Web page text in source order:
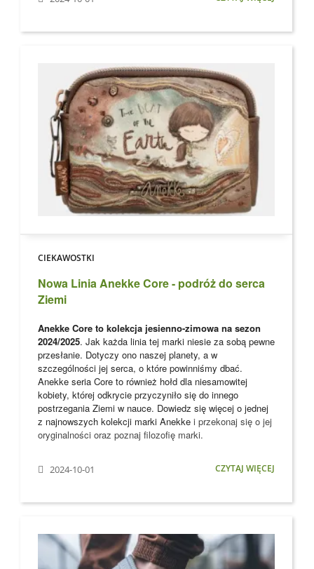
CIEKAWOSTKI
Nowa Linia Anekke Core - podróż do serca
Ziemi
Anekke Core to kolekcja jesienno-zimowa na sezon
2024/2025. Jak każda linia tej marki niesie za sobą pewne
przesłanie. Dotyczy ono naszej planety, a w
szczególności jej serca, o które powinniśmy dbać.
Anekke seria Core to również hołd dla niesamowitej
kobiety, której odkrycie przyczyniło się do innego
postrzegania Ziemi w nauce. Dowiedz się więcej o jednej
z najnowszych kolekcji marki Anekke i przekonaj się o jej
oryginalności oraz poznaj filozofię marki.
2024-10-01 CZYTAJ WIĘCEJ